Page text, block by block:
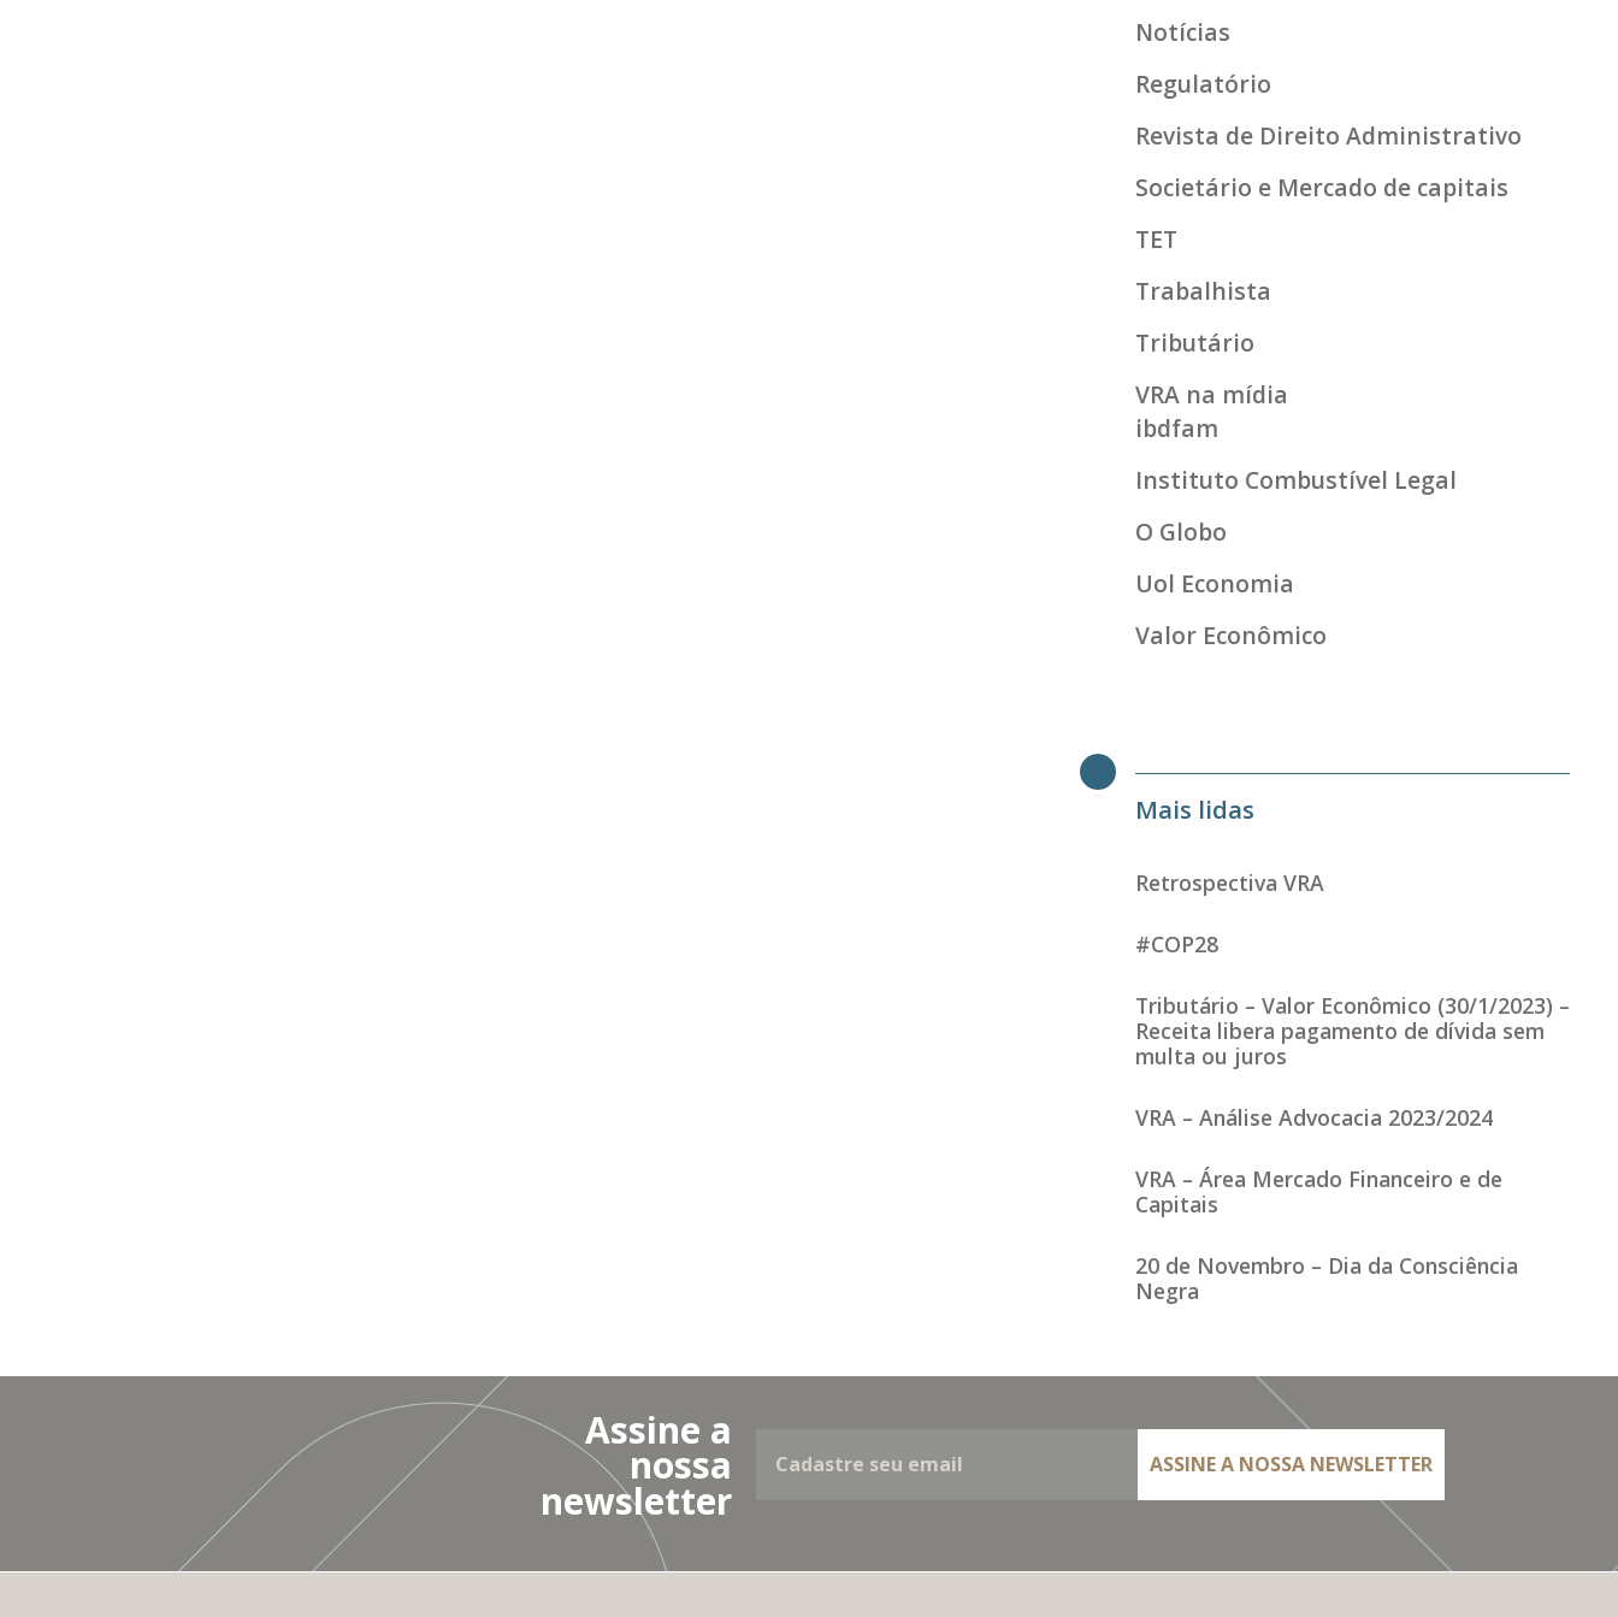
Notícias
Regulatório
Revista de Direito Administrativo
Societário e Mercado de capitais
TET
Trabalhista
Tributário
VRA na mídia
ibdfam
Instituto Combustível Legal
O Globo
Uol Economia
Valor Econômico
Mais lidas
Retrospectiva VRA
#COP28
Tributário – Valor Econômico (30/1/2023) –
Receita libera pagamento de dívida sem
multa ou juros
VRA – Análise Advocacia 2023/2024
VRA – Área Mercado Financeiro e de
Capitais
20 de Novembro – Dia da Consciência
Negra
Assine a
nossa
newsletter